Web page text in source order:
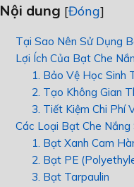
Nội dung [Đóng]
Tại Sao Nên Sử Dụng
Lợi Ích Của Bạt Che
1. Bảo Vệ Học Sinh
2. Tạo Không Gian
3. Tiết Kiệm Chi Phí
Các Loại Bạt Che
1. Bạt Xanh Cam
2. Bạt PE
3. Bạt Tarpaulin